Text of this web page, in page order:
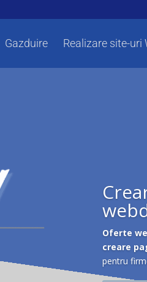
Gazduire Realizare site-uri
Oferte
creare
pentru